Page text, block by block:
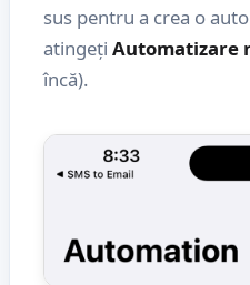
sus pentru a crea o
atingeți Automatizare
încă).